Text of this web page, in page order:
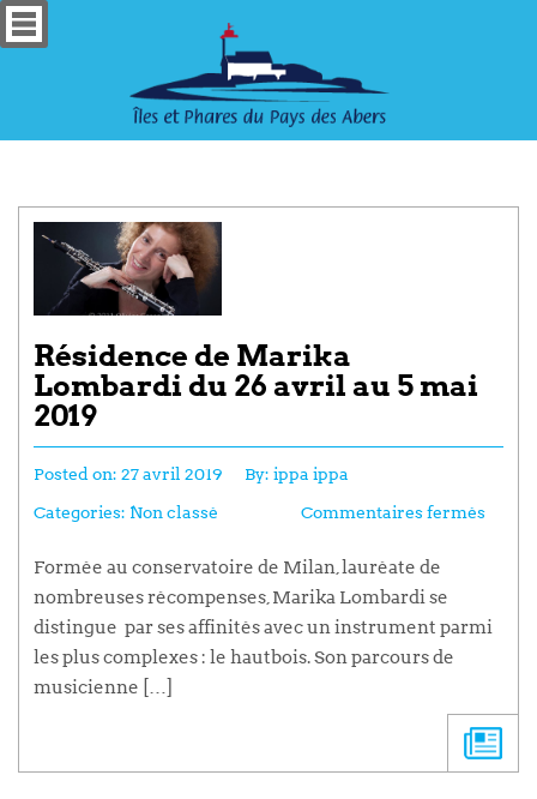
Résidence de Marika
Lombardi du 26 avril au 5 mai
2019
Posted on: 27 avril 2019 By: ippa ippa
Categories: Non classé Commentaires fermés
Formée au conservatoire de Milan, lauréate de
nombreuses récompenses, Marika Lombardi se
distingue par ses affinités avec un instrument parmi
les plus complexes : le hautbois. Son parcours de
musicienne […]